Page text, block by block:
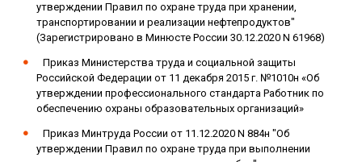
утверждении Правил по охране труда при хранении,
транспортировании и реализации нефтепродуктов"
(Зарегистрировано в Минюсте России 30.12.2020 N 61968)
Приказ Министерства труда и социальной защиты
Российской Федерации от 11 декабря 2015 г. №1010н «Об
утверждении профессионального стандарта Работник по
обеспечению охраны образовательных организаций»
Приказ Минтруда России от 11.12.2020 N 884н "Об
утверждении Правил по охране труда при выполнении